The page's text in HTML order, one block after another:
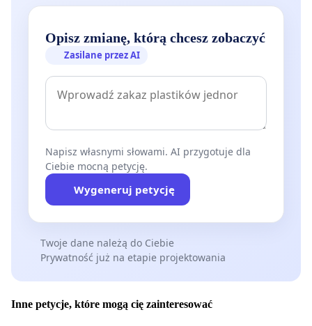
Opisz zmianę, którą chcesz zobaczyć
Zasilane przez AI
Napisz własnymi słowami. AI przygotuje dla
Ciebie mocną petycję.
Wygeneruj petycję
Twoje dane należą do Ciebie
Prywatność już na etapie projektowania
Inne petycje, które mogą cię zainteresować